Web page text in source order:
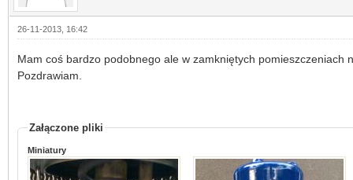
26-11-2013, 16:42
Mam coś bardzo podobnego ale w zamkniętych
Pozdrawiam.
Załączone pliki
Miniatury